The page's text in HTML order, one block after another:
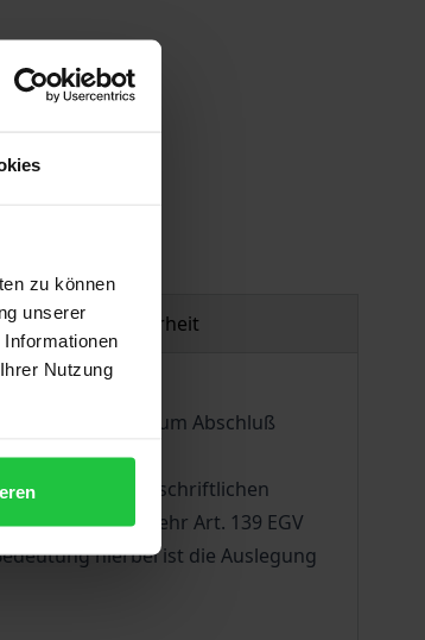
zu können
unserer
Nutzung
Produktsicherheit
Möglichkeiten zum Abschluß
einer schriftlichen
(nunmehr Art. 139 EGV
hierbei ist die Auslegung